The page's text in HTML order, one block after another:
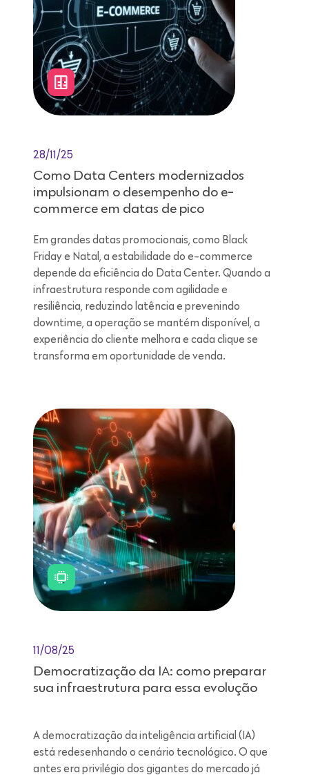
28/11/25
Como Data Centers modernizados
impulsionam o desempenho do e-
commerce em datas de pico
Em grandes datas promocionais, como Black
Friday e Natal, a estabilidade do e-commerce
depende da eficiência do Data Center. Quando a
infraestrutura responde com agilidade e
resiliência, reduzindo latência e prevenindo
downtime, a operação se mantém disponível, a
experiência do cliente melhora e cada clique se
transforma em oportunidade de venda.
11/08/25
Democratização da IA: como preparar
sua infraestrutura para essa evolução
A democratização da inteligência artificial (IA)
está redesenhando o cenário tecnológico. O que
antes era privilégio dos gigantes do mercado já